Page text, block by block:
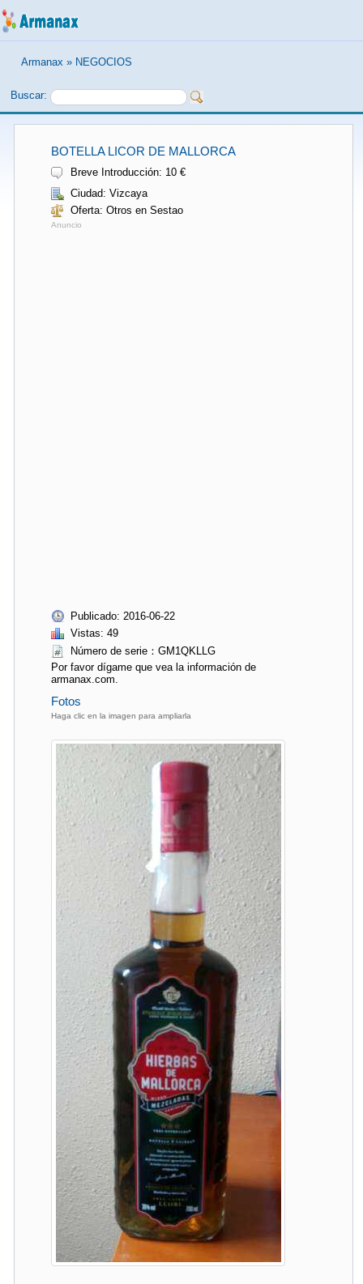
Armanax » NEGOCIOS
Buscar:
BOTELLA LICOR DE MALLORCA
Breve Introducción: 10 €
Ciudad: Vizcaya
Oferta: Otros en Sestao
Anuncio
Publicado: 2016-06-22
Vistas: 49
Número de serie：GM1QKLLG
Por favor dígame que vea la información de
armanax.com.
Fotos
Haga clic en la imagen para ampliarla